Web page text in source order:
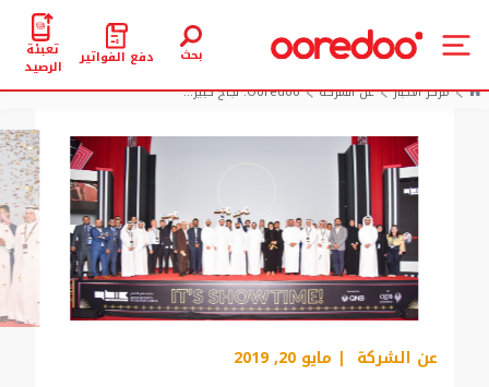
بحث دفع الفواتير تعبئة
الرصيد
مركز الأخبار
عن الشركة Ooredoo: نجاح كبير...
عن الشركة | مايو 20, 2019